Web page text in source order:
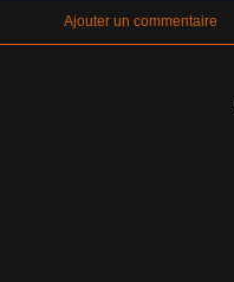
Ajouter un commentaire